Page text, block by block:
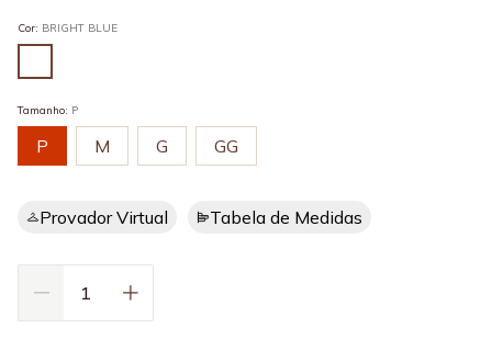
Cor: BRIGHT BLUE
Tamanho: P
P M G GG
Provador Virtual Tabela de Medidas